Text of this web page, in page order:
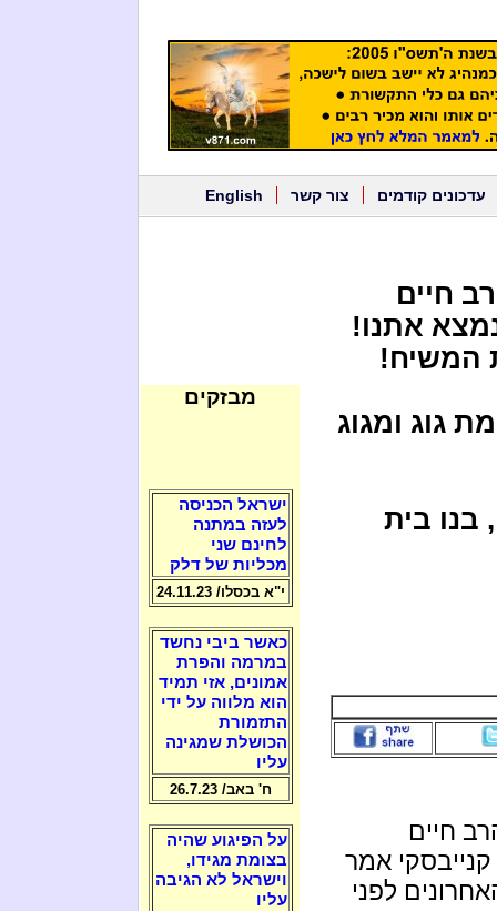
עדכונים קודמים צור קשר English
חיים
אתנו!
המשיח!
גוג ומגוג
בנו בית
חיים
אמר
לפני
מבזקים
ישראל הכניסה
לעזה במתנה
לחינם שני
מכליות של דלק
י"א בכסלו/ 24.11.23
כאשר ביבי נחשד
במרמה והפרת
אמונים, אזי תמיד
הוא מלווה על ידי
התזמורת
הכושלת שמגינה
עליו
ח' באב/ 26.7.23
על הפיגוע שהיה
בצומת מגידו,
וישראל לא הגיבה
עליו